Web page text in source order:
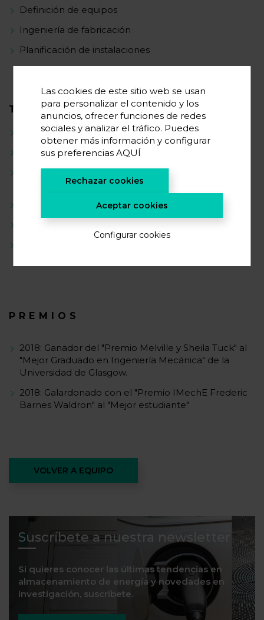
Definición de equipos
Ingeniería de fabricación
Planificación de instalaciones
TRAYECTORIA CIENTÍFICA
Evaluación de la ubicación de las instalaciones
Definición y equilibrio de la línea de producción
Participación de proveedores y definición de
Desarrollo de la Gigafactoría
PREMIOS
2018: Ganador del "Premio Melville y Sheila Tuck" al
"Mejor Graduado en Ingeniería Mecánica" de la
Universidad de Glasgow.
2018: Galardonado con el "Premio IMechE Frederic
Barnes Waldron" al "Mejor estudiante"
VOLVER A EQUIPO
Suscríbete a nuestra newsletter
Si quieres conocer las últimas tendencias en
almacenamiento de energía y novedades en
investigación, suscríbete.
Las cookies de este sitio web se usan
para personalizar el contenido y los
anuncios, ofrecer funciones de redes
sociales y analizar el tráfico. Puedes
obtener más información y configurar
sus preferenciasAQUÍ
Rechazar cookies
Aceptar cookies
Configurar cookies